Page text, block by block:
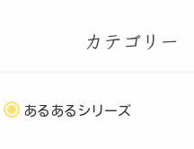
カテゴリー
あるあるシリーズ